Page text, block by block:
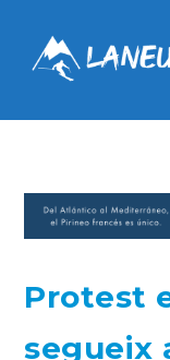
Protest
segueix